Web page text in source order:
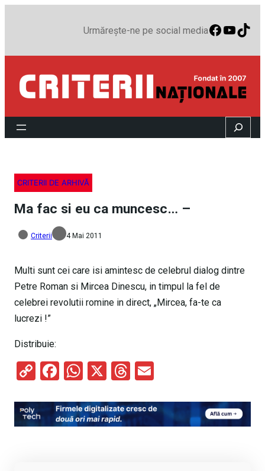
Urmărește-ne pe social media
Search
CRITERII DE ARHIVĂ
Ma fac si eu ca muncesc… –
Criterii 4 Mai 2011
Multi sunt cei care isi amintesc de celebrul dialog dintre
Petre Roman si Mircea Dinescu, in timpul la fel de
celebrei revolutii romine in direct, „Mircea, fa-te ca
lucrezi !”
Distribuie:
C
py
Li
F
ce
b
W
at
s
X
T
e
a
ail